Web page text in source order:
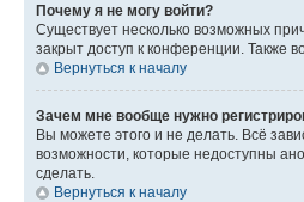
Почему я не могу войти?
Существует несколько возможных
закрыт доступ к конференции. Также
Вернуться к началу
Зачем мне вообще нужно
Вы можете этого и не делать. Всё
возможности, которые недоступны
сделать.
Вернуться к началу